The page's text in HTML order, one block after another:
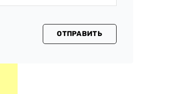
ОТПРАВИТЬ